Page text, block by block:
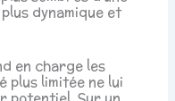
dynamique et
en charge les
plus limitée ne lui